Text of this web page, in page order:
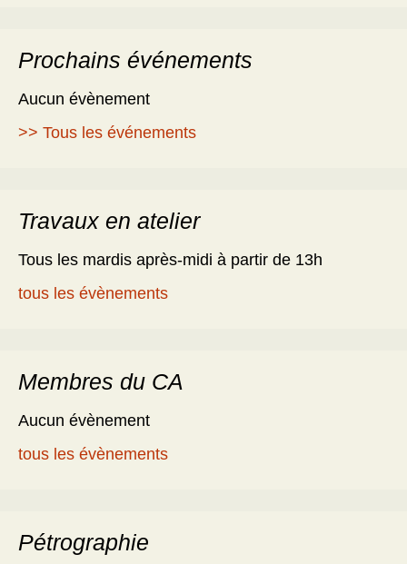
Prochains événements
Aucun évènement
>> Tous les événements
Travaux en atelier
Tous les mardis après-midi à partir de 13h
tous les évènements
Membres du CA
Aucun évènement
tous les évènements
Pétrographie